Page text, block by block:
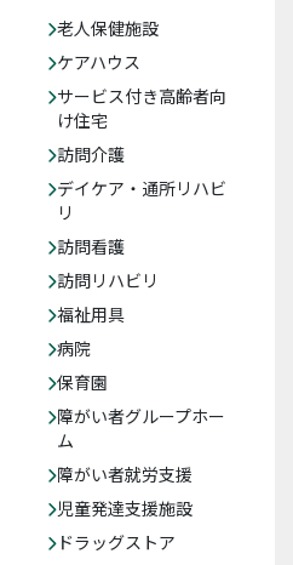
老人保健施設
ケアハウス
サービス付き高齢者向
け住宅
訪問介護
デイケア・通所リハビ
リ
訪問看護
訪問リハビリ
福祉用具
病院
保育園
障がい者グループホー
ム
障がい者就労支援
児童発達支援施設
ドラッグストア